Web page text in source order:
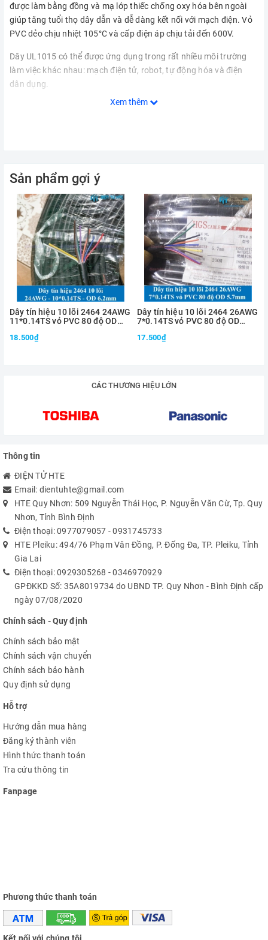
được làm bằng đồng và mạ lớp thiếc chống oxy hóa bên ngoài
giúp tăng tuổi thọ dây dẫn và dễ dàng kết nối với mạch điện. Vỏ
PVC dẻo chịu nhiệt 105°C và cấp điện áp chịu tải đến 600V.
Dây UL1015 có thể được ứng dụng trong rất nhiều môi trường
làm việc khác nhau: mạch điện tử, robot, tự động hóa và điện
dân dụng.
Chất liệu vỏ: PVC chất lượng cao
Đường kính vỏ: 3.1mm
Quy cách: 300 mét/cuộn
Màu dây: Nhiều màu lựa chọn (đỏ, đen, vàng, xanh,...)
Xem thêm
Sản phẩm gợi ý
Dây tín hiệu 10 lõi 2464 24AWG
11*0.14TS vỏ PVC 80 độ OD
18.500₫
Dây tín hiệu 10 lõi 2464 26AWG
7*0.14TS vỏ PVC 80 độ OD
17.500₫
CÁC THƯƠNG HIỆU LỚN
Thông tin
ĐIỆN TỬ HTE
Email: dientuhte@gmail.com
HTE Quy Nhơn: 509 Nguyễn Thái Học, P. Nguyễn Văn Cừ, Tp. Quy
Nhơn, Tỉnh Bình Định
Điện thoại:0977079057 -0931745733
HTE Pleiku: 494/76 Phạm Văn Đồng, P. Đống Đa, TP. Pleiku, Tỉnh
Gia Lai
Điện thoại:0929305268 -0346970929
GPĐKKD Số: 35A8019734 do UBND TP. Quy Nhơn - Bình Định cấp
ngày 07/08/2020
Chính sách - Quy định
Chính sách bảo mật
Chính sách vận chuyển
Chính sách bảo hành
Quy định sử dụng
Hỗ trợ
Hướng dẫn mua hàng
Đăng ký thành viên
Hình thức thanh toán
Tra cứu thông tin
Fanpage
Phương thức thanh toán